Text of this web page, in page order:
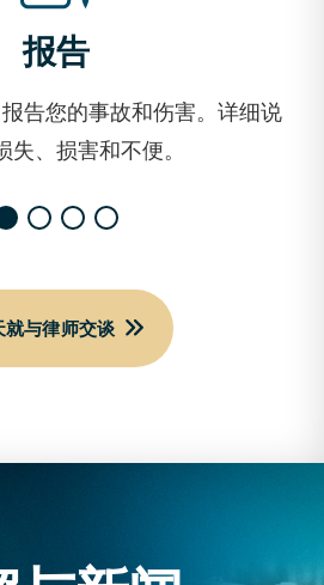
报告
告您的事故和伤害。详细说
失、损害和不便。
就与律师交谈